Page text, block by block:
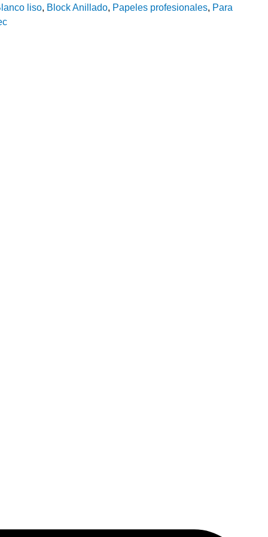
liso, Block Anillado, Papeles profesionales, Para